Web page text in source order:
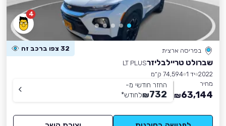
4
בפריסה ארצית 32 צפו ברכב זה
שברולט טריילבליזרLT PLUS
2022 יד 1
74,594 ק״מ
מחיר
63,144
₪
החזר חודשי מ-
732
₪לחודש*